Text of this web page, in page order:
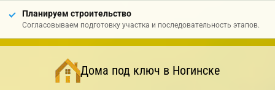
Планируем строительство
Согласовываем подготовку участка и последовательность этапов.
Дома под ключ в Ногинске